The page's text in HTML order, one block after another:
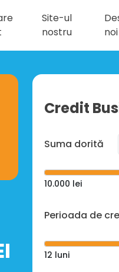
Site-ul
nostru
noi
Credit
Suma dorită
10.000 lei
Perioada de
12 luni